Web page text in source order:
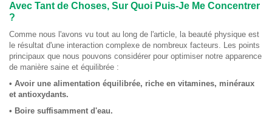
Avec Tant de Choses, Sur Quoi Puis-Je Me Concentrer
?
Comme nous l'avons vu tout au long de l'article, la beauté physique est
le résultat d'une interaction complexe de nombreux facteurs. Les points
principaux que nous pouvons considérer pour optimiser notre apparence
de manière saine et équilibrée :
• Avoir une alimentation équilibrée, riche en vitamines, minéraux
et antioxydants.
• Boire suffisamment d'eau.